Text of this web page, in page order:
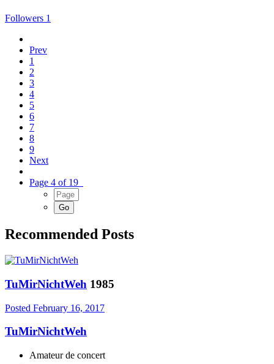
Followers 1
Prev
1
2
3
4
5
6
7
8
9
Next
Page 4 of 19
Recommended Posts
TuMirNichtWeh 1985
Posted February 16, 2017
TuMirNichtWeh
Amateur de concert